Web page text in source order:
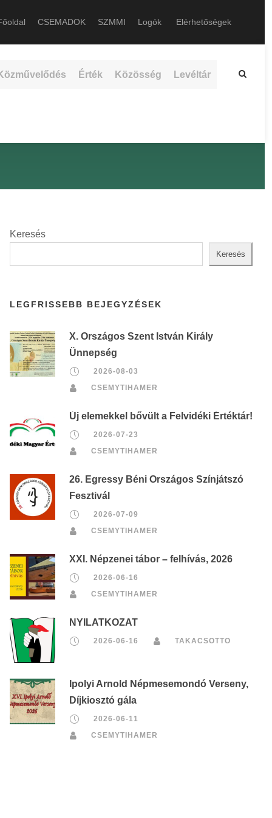
CSEMADOK SZMMI Logók Elérhetőségek
Érték Közösség Levéltár
Keresés
Keresés
LEGFRISSEBB BEJEGYZÉSEK
X. Országos Szent István Király
Ünnepség
2026-08-03
CSEMYTIHAMER
Új elemekkel bővült a Felvidéki Értéktár!
2026-07-23
CSEMYTIHAMER
26. Egressy Béni Országos Színjátszó
Fesztivál
2026-07-09
CSEMYTIHAMER
XXI. Népzenei tábor – felhívás, 2026
2026-06-16
CSEMYTIHAMER
NYILATKOZAT
2026-06-16 TAKACSOTTO
Ipolyi Arnold Népmesemondó Verseny,
Díjkiosztó gála
2026-06-11
CSEMYTIHAMER